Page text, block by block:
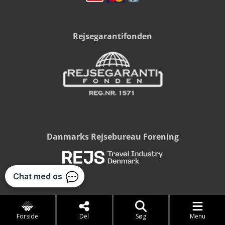
Forside Del Søg Menu
Rejsegarantifonden
Danmarks Rejsebureau Forening
CSR certificerede rejsebureau